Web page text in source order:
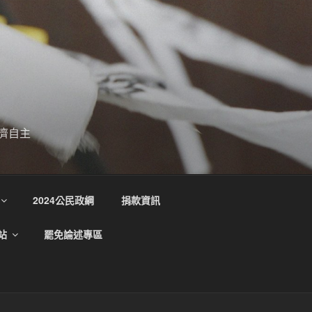
自主
2024公民政綱 捐款資訊
罷免論述專區